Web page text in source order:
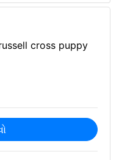
cross puppy